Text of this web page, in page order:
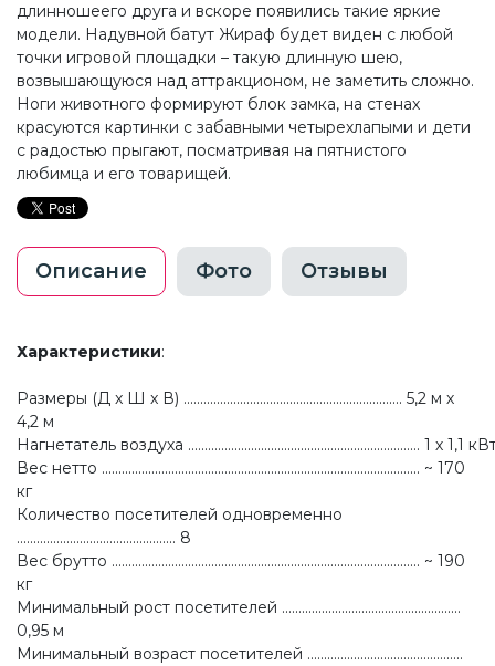
длинношеего друга и вскоре появились такие яркие
модели. Надувной батут Жираф будет виден с любой
точки игровой площадки – такую длинную шею,
возвышающуюся над аттракционом, не заметить сложно.
Ноги животного формируют блок замка, на стенах
красуются картинки с забавными четырехлапыми и дети
с радостью прыгают, посматривая на пятнистого
любимца и его товарищей.
Описание Фото Отзывы
Характеристики:
Размеры (Д x Ш x В) .................................................................. 5,2 м х
4,2 м
Нагнетатель воздуха ...................................................................... 1 х 1,1
Вес нетто ................................................................................................ ~ 170
кг
Количество посетителей одновременно
................................................ 8
Вес брутто ............................................................................................. ~ 190
кг
Минимальный рост посетителей ......................................................
0,95 м
Минимальный возраст посетителей ...............................................